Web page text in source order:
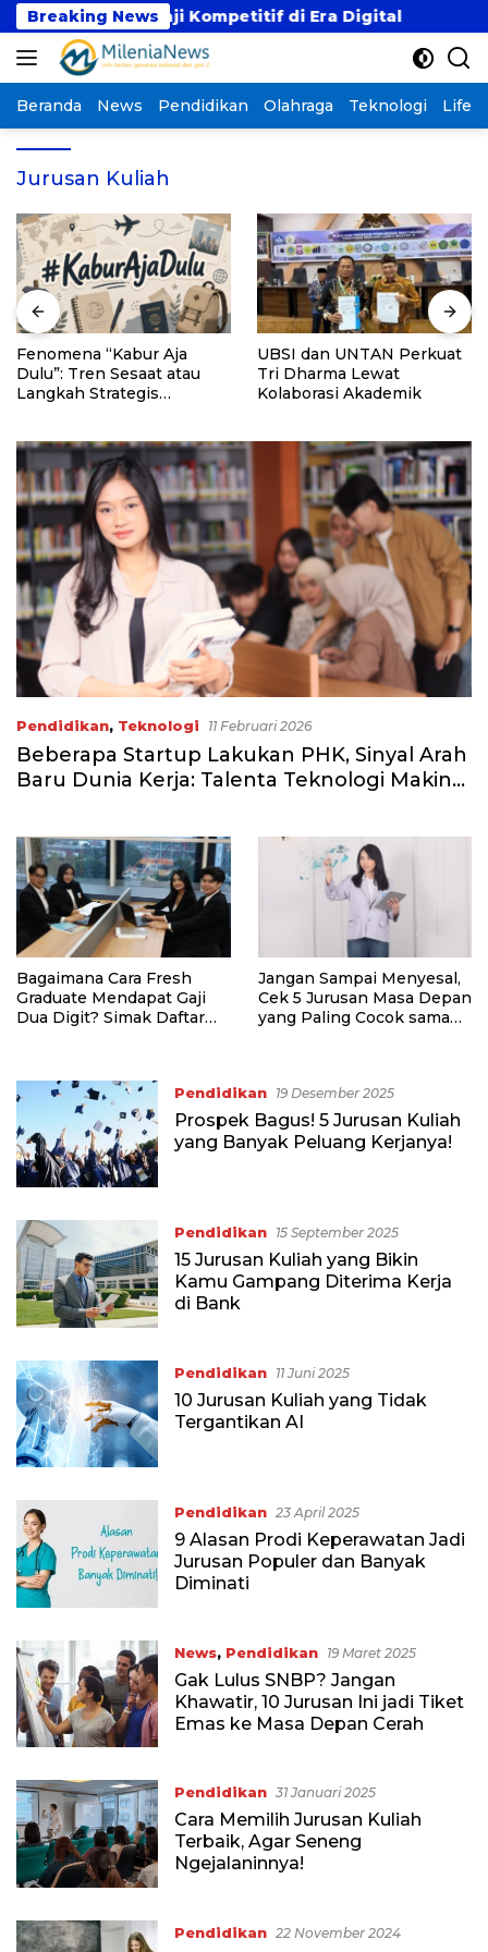
Langsung
ke
konten
Breaking News
dengan Gaji Kompetitif di Era Digital
Beranda News Pendidikan Olahraga Teknologi
Jurusan Kuliah
Fenomena “Kabur Aja
Dulu”: Tren Sesaat atau
Langkah Strategis
UBSI dan UNTAN Perkuat
Tri Dharma Lewat
Kolaborasi Akademik
Pendidikan, Teknologi 11 Februari 2026
Beberapa Startup Lakukan PHK, Sinyal Arah
Baru Dunia Kerja: Talenta Teknologi Makin
Bagaimana Cara Fresh
Graduate Mendapat Gaji
Dua Digit? Simak Daftar
Jangan Sampai Menyesal,
Cek 5 Jurusan Masa Depan
yang Paling Cocok sama
Pendidikan 19 Desember 2025
Prospek Bagus! 5 Jurusan Kuliah
yang Banyak Peluang Kerjanya!
Pendidikan 15 September 2025
15 Jurusan Kuliah yang Bikin
Kamu Gampang Diterima Kerja
di Bank
Pendidikan 11 Juni 2025
10 Jurusan Kuliah yang Tidak
Tergantikan AI
Pendidikan 23 April 2025
9 Alasan Prodi Keperawatan Jadi
Jurusan Populer dan Banyak
Diminati
News, Pendidikan 19 Maret 2025
Gak Lulus SNBP? Jangan
Khawatir, 10 Jurusan Ini jadi Tiket
Emas ke Masa Depan Cerah
Pendidikan 31 Januari 2025
Cara Memilih Jurusan Kuliah
Terbaik, Agar Seneng
Ngejalaninnya!
Pendidikan 22 November 2024